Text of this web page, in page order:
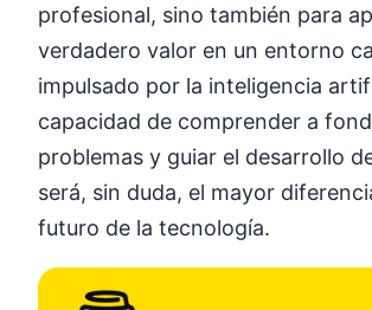
profesional, sino también para
verdadero valor en un entorno
impulsado por la inteligencia
capacidad de comprender a
problemas y guiar el desarrollo
será, sin duda, el mayor
futuro de la tecnología.